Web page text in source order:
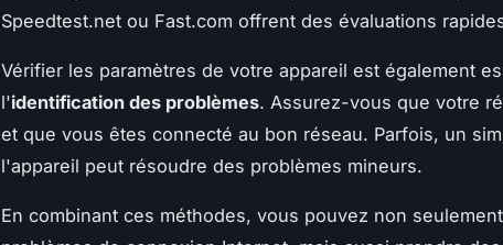
Speedtest.net ou Fast.com offrent des évaluations
Vérifier les paramètres de votre appareil est également
l'identification des problèmes. Assurez-vous que votre
et que vous êtes connecté au bon réseau. Parfois, un
l'appareil peut résoudre des problèmes mineurs.
En combinant ces méthodes, vous pouvez non